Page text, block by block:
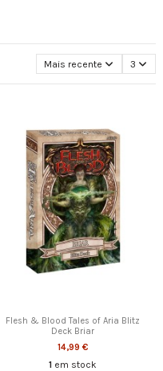
Mais recente 3
Flesh & Blood Tales of Aria Blitz
Deck Briar
14,99 €
1 em stock